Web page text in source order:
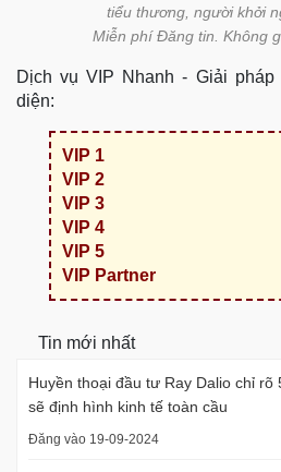
tiểu thương, người khởi
Miễn phí Đăng tin. Không
Dịch vụ VIP Nhanh - Giải pháp
diện:
VIP 1
VIP 2
VIP 3
VIP 4
VIP 5
VIP Partner
Tin mới nhất
Huyền thoại đầu tư Ray Dalio chỉ rõ
sẽ định hình kinh tế toàn cầu
Đăng vào 19-09-2024